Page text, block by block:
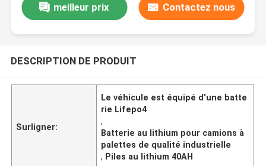
meilleur prix Contactez nous
DESCRIPTION DE PRODUIT
Surligner:
Le véhicule est équipé d'une batte
rie Lifepo4
,
Batterie au lithium pour camions à
palettes de qualité industrielle
, Piles au lithium 40AH